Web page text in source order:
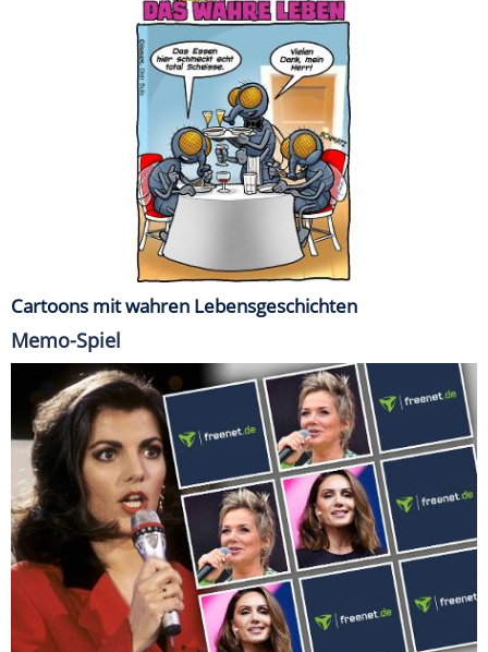
Cartoons mit wahren Lebensgeschichten
Memo-Spiel